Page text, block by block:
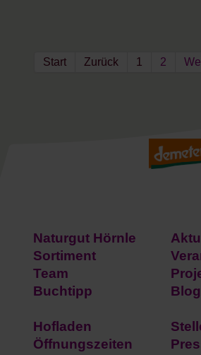
Start Zurück 1 2
Naturgut Hörnle
Sortiment
Team
Buchtipp
Blog
Hofladen
Öffnungszeiten